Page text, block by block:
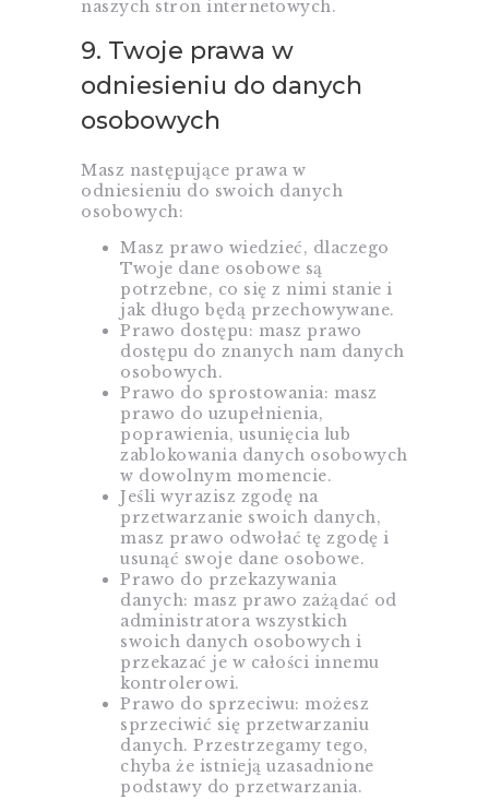
naszych stron internetowych.
9. Twoje prawa w
odniesieniu do danych
osobowych
Masz następujące prawa w
odniesieniu do swoich danych
osobowych:
Masz prawo wiedzieć, dlaczego
Twoje dane osobowe są
potrzebne, co się z nimi stanie i
jak długo będą przechowywane.
Prawo dostępu: masz prawo
dostępu do znanych nam danych
osobowych.
Prawo do sprostowania: masz
prawo do uzupełnienia,
poprawienia, usunięcia lub
zablokowania danych osobowych
w dowolnym momencie.
Jeśli wyrazisz zgodę na
przetwarzanie swoich danych,
masz prawo odwołać tę zgodę i
usunąć swoje dane osobowe.
Prawo do przekazywania
danych: masz prawo zażądać od
administratora wszystkich
swoich danych osobowych i
przekazać je w całości innemu
kontrolerowi.
Prawo do sprzeciwu: możesz
sprzeciwić się przetwarzaniu
danych. Przestrzegamy tego,
chyba że istnieją uzasadnione
podstawy do przetwarzania.